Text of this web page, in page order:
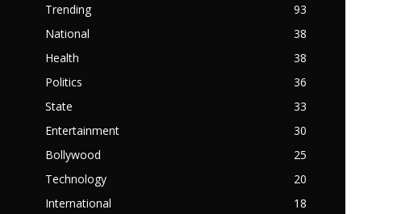
Trending
93
National
38
Health
38
Politics
36
State
33
Entertainment
30
Bollywood
25
Technology
20
International
18